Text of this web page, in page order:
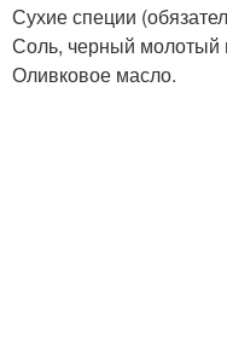
Сухие специи
Соль, черный молотый
Оливковое масло.